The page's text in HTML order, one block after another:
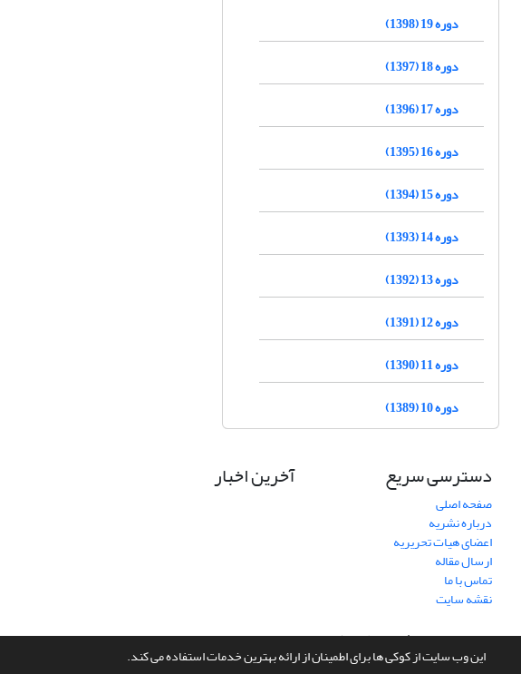
این وب سایت از کوکی ها برای اطمینان از ارائه بهترین خدمات استفاده می کند.
دوره 19 (1398)
دوره 18 (1397)
دوره 17 (1396)
دوره 16 (1395)
دوره 15 (1394)
دوره 14 (1393)
دوره 13 (1392)
دوره 12 (1391)
دوره 11 (1390)
دوره 10 (1389)
دسترسی سریع
صفحه اصلی
درباره نشریه
اعضای هیات تحریریه
ارسال مقاله
تماس با ما
نقشه سایت
آخرین اخبار
سامانه مدیریت نشریات علمی.طراحی و پیاده سازی ازسیناوب